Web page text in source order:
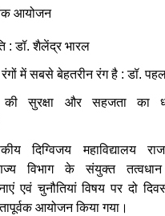
आयोजन
: डॉ. शैलेंद्र भारल
में सबसे बेहतरीन रंग है : डॉ.
की सुरक्षा और सहजता का
दिग्विजय महाविद्यालय
विभाग के संयुक्त
एवं चुनौतियां विषय पर दो
आयोजन किया गया।